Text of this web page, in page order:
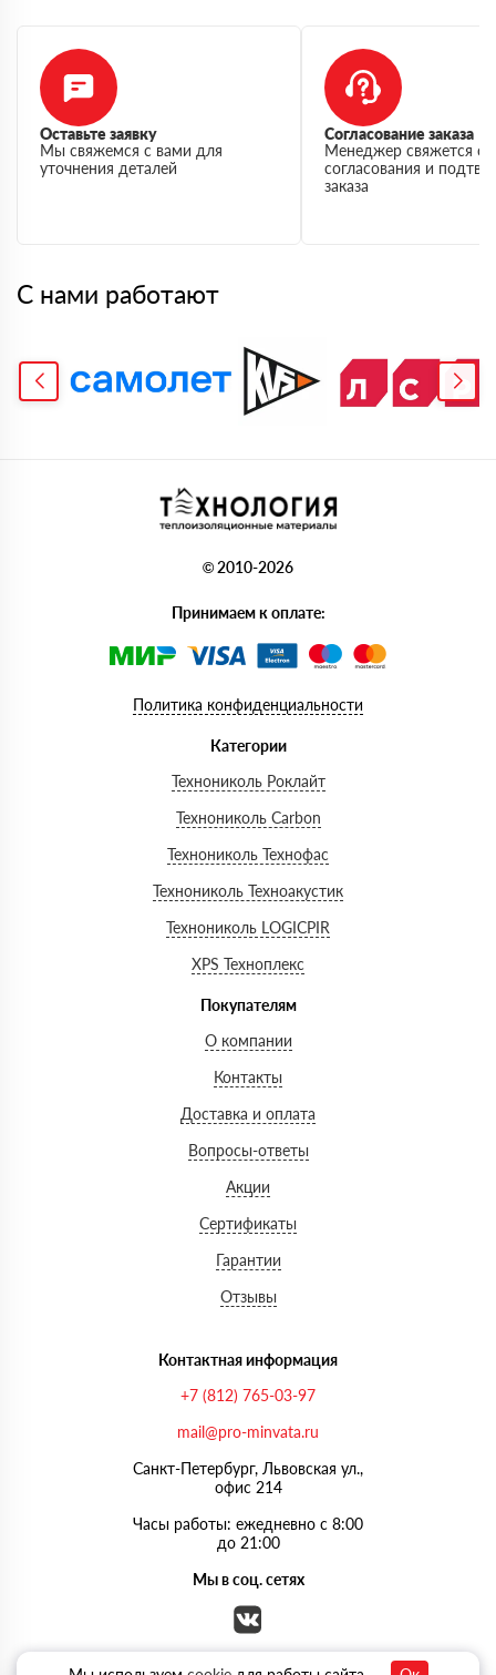
Оставьте заявку
Мы свяжемся с вами для
уточнения деталей
Согласование заказа
Менеджер свяжется с
согласования и
заказа
С нами работают
© 2010-2026
Принимаем к оплате:
Политика конфиденциальности
Категории
Технониколь Роклайт
Технониколь Carbon
Технониколь Технофас
Технониколь Техноакустик
Технониколь LOGICPIR
XPS Техноплекс
Покупателям
О компании
Контакты
Доставка и оплата
Вопросы-ответы
Акции
Сертификаты
Гарантии
Отзывы
Контактная информация
+7 (812) 765-03-97
mail@pro-minvata.ru
Санкт-Петербург, Львовская ул.,
офис 214
Часы работы: ежедневно с 8:00
до 21:00
Мы в соц. сетях